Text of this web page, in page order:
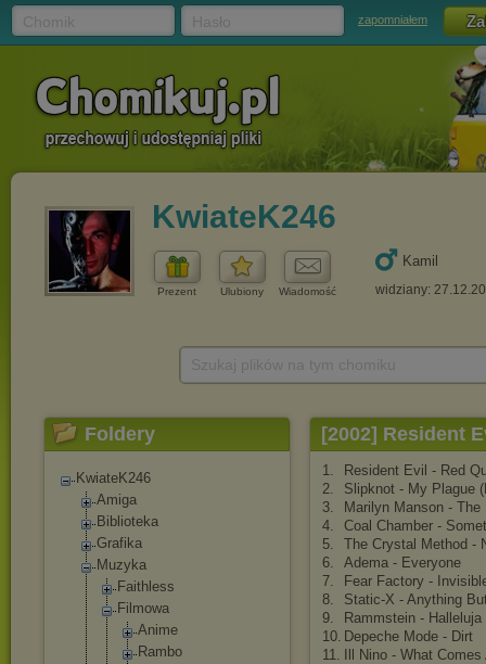
zapomniałem
KwiateK246
Prezent Ulubiony Wiadomość
Kamil
widziany:
Foldery
KwiateK246
Amiga
Biblioteka
Grafika
Muzyka
Faithless
Filmowa
Anime
Rambo
[2002] Resident
1.
Resident Evil - Red
2.
Slipknot - My Plague
3.
Marilyn Manson -
4.
Coal Chamber -
5.
The Crystal Method -
6.
Adema - Everyone
7.
Fear Factory -
8.
Static-X - Anything
9.
Rammstein - Halleluja
10. Depeche Mode - Dirt
11.
Ill Nino - What